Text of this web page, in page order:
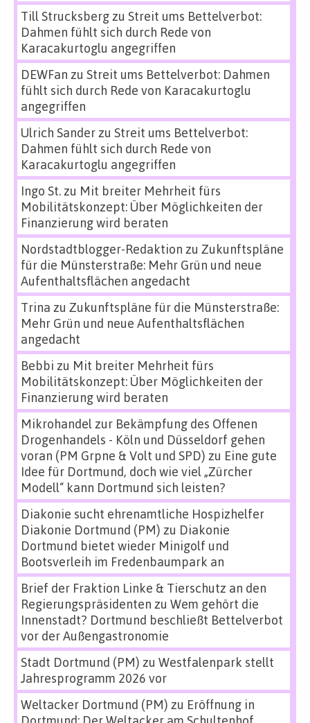
Till Strucksbergzu Streit ums Bettelverbot:
Dahmen fühlt sich durch Rede von
Karacakurtoglu angegriffen
DEWFan zu Streit ums Bettelverbot: Dahmen
fühlt sich durch Rede von Karacakurtoglu
angegriffen
Ulrich Sanderzu Streit ums Bettelverbot:
Dahmen fühlt sich durch Rede von
Karacakurtoglu angegriffen
Ingo St.zu Mit breiter Mehrheit fürs
Mobilitätskonzept: Über Möglichkeiten der
Finanzierung wird beraten
Nordstadtblogger-Redaktion zu Zukunftspläne
für die Münsterstraße: Mehr Grün und neue
Aufenthaltsflächen angedacht
Trina zu Zukunftspläne für die Münsterstraße:
Mehr Grün und neue Aufenthaltsflächen
angedacht
Bebbi zu Mit breiter Mehrheit fürs
Mobilitätskonzept: Über Möglichkeiten der
Finanzierung wird beraten
Mikrohandel zur Bekämpfung des Offenen
Drogenhandels - Köln und Düsseldorf gehen
voran (PM Grpne & Volt und SPD) zu Eine gute
Idee für Dortmund, doch wie viel „Zürcher
Modell“ kann Dortmund sich leisten?
Diakonie sucht ehrenamtliche Hospizhelfer
Diakonie Dortmund (PM) zu Diakonie
Dortmund bietet wieder Minigolf und
Bootsverleih im Fredenbaumpark an
Brief der Fraktion Linke & Tierschutz an den
Regierungspräsidenten zu Wem gehört die
Innenstadt? Dortmund beschließt Bettelverbot
vor der Außengastronomie
Stadt Dortmund (PM) zu Westfalenpark stellt
Jahresprogramm 2026 vor
Weltacker Dortmund (PM) zu Eröffnung in